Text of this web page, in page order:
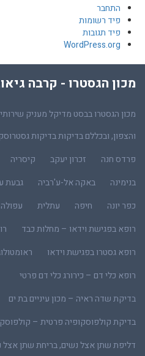
התחבר
פיד רשומות
פיד תגובות
WordPress.org
מכון הגסטרו - קרבה
מכון הגסטרו בבסט מדיקל מעניק
והצפון, ובכללם בדיקות בדיקות
פרדס חנה
זכרון יעקב קיסריה
בנימינה
באקה אל-ע'רביה גבעת
כפר יונה
חיפה עתלית
עפולה
רופא בפגישת וידאו – מחלות כבד
רופא גסטרו בפגישת וידאו
רופא כלי דם – כירורג כלי דם פרטי
בדיקת שדה ראיה – מכון עיניים בת ים
בדיקת קולפוסקופיה פרטית –
דליפת שתן אצל נשים, בריחת שתן אצל